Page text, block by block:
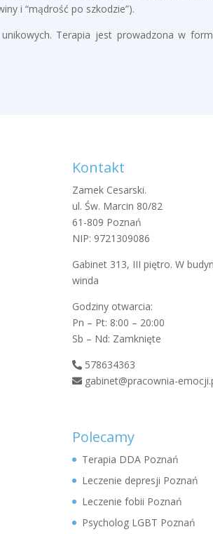
i “mądrość po szkodzie”).
Terapia jest prowadzona w
Kontakt
Zamek Cesarski.
ul. Św. Marcin 80/82
61-809 Poznań
NIP: 9721309086
Gabinet 313, III piętro. W
winda
Godziny otwarcia:
Pn – Pt: 8:00 – 20:00
Sb – Nd: Zamknięte
578634363
gabinet@pracownia-
Polecamy
Terapia DDA Poznań
Leczenie depresji Poznań
Leczenie fobii Poznań
Psycholog LGBT Poznań